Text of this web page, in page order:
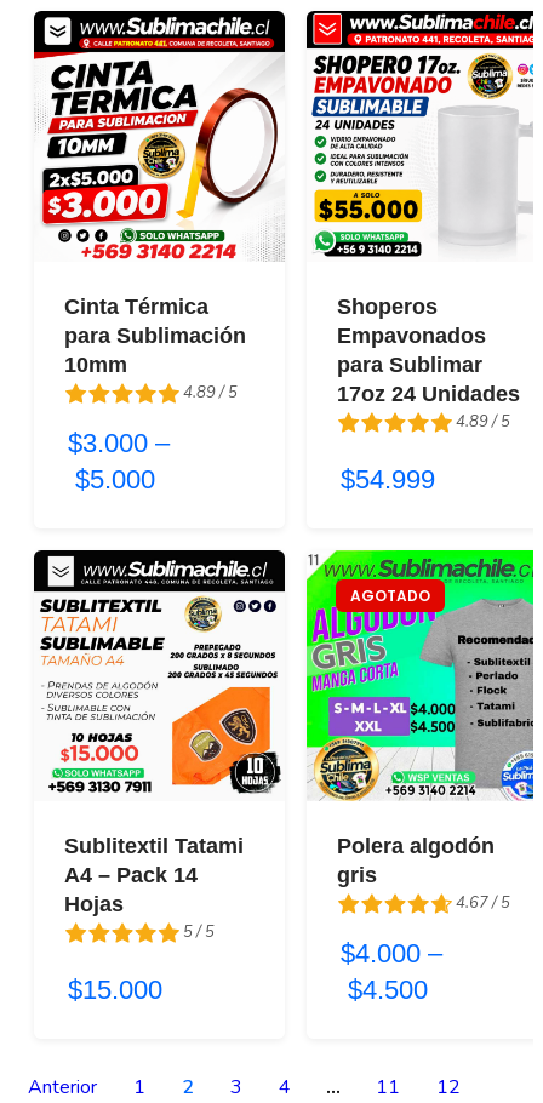
Cinta Térmica
para Sublimación
10mm
4.89 / 5
4.89 / 5
$3.000 –
$5.000
Shoperos
Empavonados
para Sublimar
17oz 24 Unidades
4.89 / 5
4.89 / 5
$54.999
Sublitextil Tatami
A4 – Pack 14
Hojas
5 / 5
5 / 5
$15.000
AGOTADO
Polera algodón
gris
4.67 / 5
4.67 / 5
$4.000 –
$4.500
Anterior 1 2 3 4 … 11
12